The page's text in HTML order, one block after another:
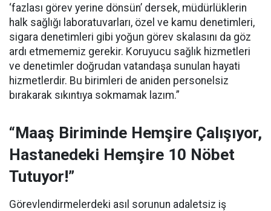
‘fazlası görev yerine dönsün’ dersek, müdürlüklerin
halk sağlığı laboratuvarları, özel ve kamu denetimleri,
sigara denetimleri gibi yoğun görev skalasını da göz
ardı etmememiz gerekir. Koruyucu sağlık hizmetleri
ve denetimler doğrudan vatandaşa sunulan hayati
hizmetlerdir. Bu birimleri de aniden personelsiz
bırakarak sıkıntıya sokmamak lazım.”
“Maaş Biriminde Hemşire Çalışıyor,
Hastanedeki Hemşire 10 Nöbet
Tutuyor!”
Görevlendirmelerdeki asıl sorunun adaletsiz iş